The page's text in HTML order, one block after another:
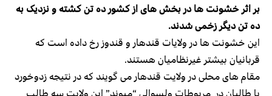
بر اثر خشونت ها در بخش های از کشور ده تن کشته و نزدیک به
ده تن دیگر زخمی شدند.
این خشونت ها در ولایات قندهار و قندوز رخ داده است که
قربانیان بیشتر غیرنظامیان هستند.
مقام های محلی در ولایت قندهار می گویند که در نتیجه زدوخورد